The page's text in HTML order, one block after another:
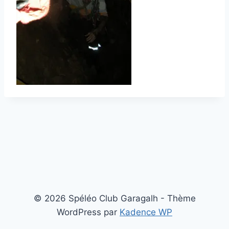
© 2026 Spéléo Club Garagalh - Thème
WordPress par Kadence WP